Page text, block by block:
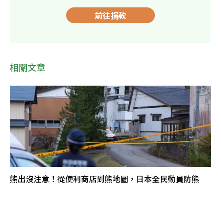
前往捐款
相關文章
熊出沒注意！從便利商店到熊地圖，日本全民動員防熊